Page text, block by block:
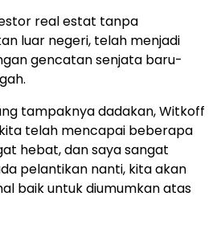
real estat tanpa
luar negeri, telah menjadi
gencatan senjata baru-
tampaknya dadakan, Witkoff
telah mencapai beberapa
hebat, dan saya sangat
pelantikan nanti, kita akan
baik untuk diumumkan atas